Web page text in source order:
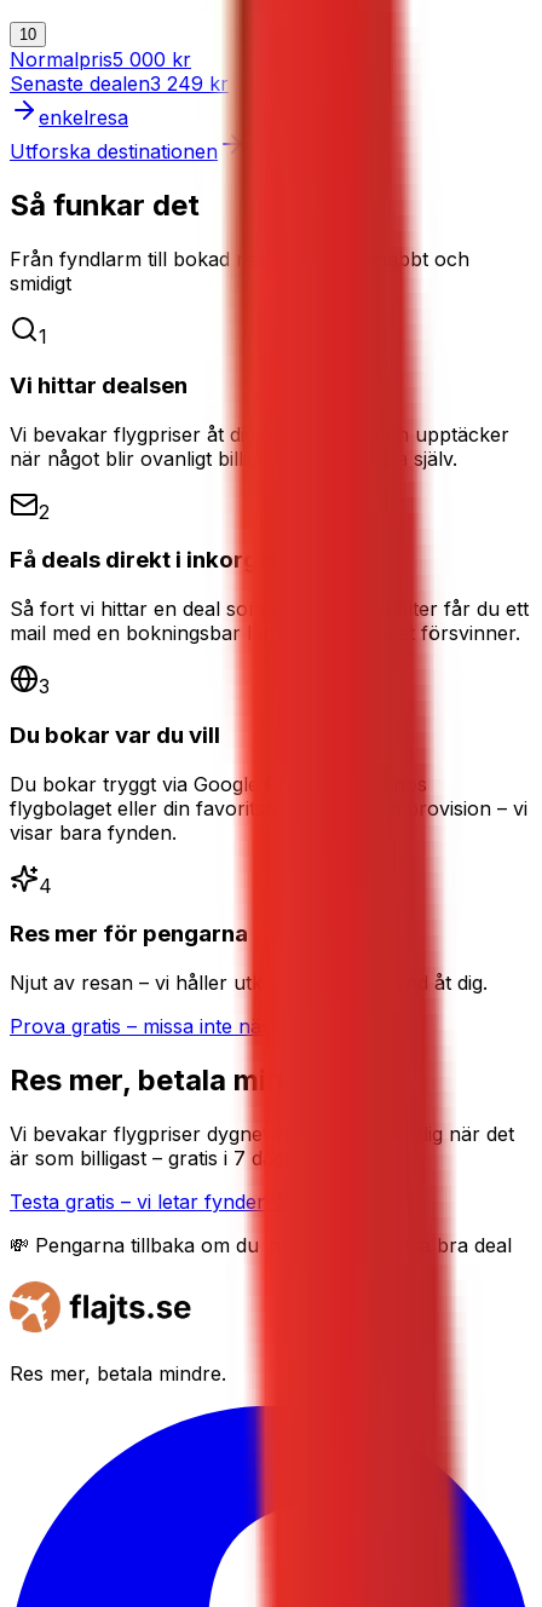
10
Normalpris5 000 kr
Senaste dealen3 249 kr
enkelresa
Utforska destinationen
Så funkar det
Från fyndlarm till bokad resa – enkelt, snabbt och
smidigt
1
Vi hittar dealsen
Vi bevakar flygpriser åt dig dygnet runt och upptäcker
när något blir ovanligt billigt. Du slipper leta själv.
2
Få deals direkt i inkorgen
Så fort vi hittar en deal som matchar dina filter får du ett
mail med en bokningsbar länk – innan priset försvinner.
3
Du bokar var du vill
Du bokar tryggt via Google Flights, direkt hos
flygbolaget eller din favoritsajt. Vi tar ingen provision – vi
visar bara fynden.
4
Res mer för pengarna
Njut av resan – vi håller utkik efter nästa fynd åt dig.
Prova gratis – missa inte nästa deal
Res mer, betala mindre
Vi bevakar flygpriser dygnet runt och tipsar dig när det
är som billigast – gratis i 7 dagar.
Testa gratis – vi letar fynden åt dig
💸 Pengarna tillbaka om du inte hittar en enda bra deal
Res mer, betala mindre.